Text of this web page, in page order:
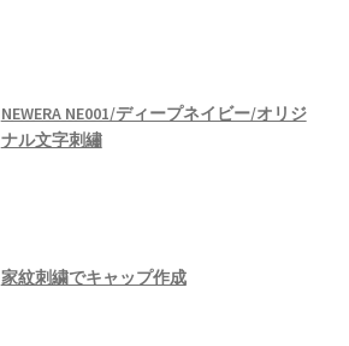
NEWERA NE001/ディープネイビー/オリジ
ナル文字刺繡
家紋刺繍でキャップ作成